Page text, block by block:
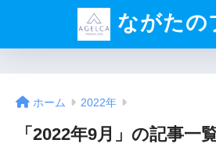
ながたの
ホーム 2022年
「2022年9月」の記事一